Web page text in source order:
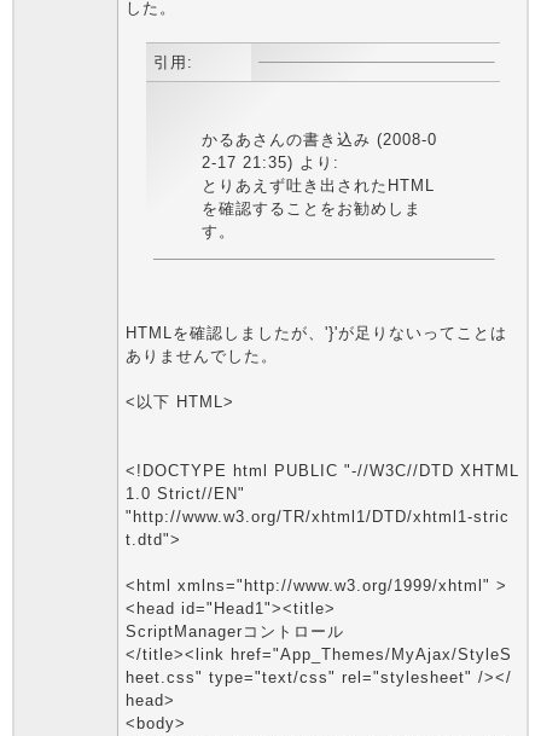
した。
引用:
かるあさんの書き込み (2008-0
2-17 21:35) より:
とりあえず吐き出されたHTML
を確認することをお勧めしま
す。
HTMLを確認しましたが、'}'が足りないってことは
ありませんでした。
<以下 HTML>
<!DOCTYPE html PUBLIC "-//W3C//DTD XHTML
1.0 Strict//EN"
"http://www.w3.org/TR/xhtml1/DTD/xhtml1-stric
t.dtd">
<html xmlns="http://www.w3.org/1999/xhtml" >
<head id="Head1"><title>
ScriptManagerコントロール
</title><link href="App_Themes/MyAjax/StyleS
heet.css" type="text/css" rel="stylesheet" /></
head>
<body>